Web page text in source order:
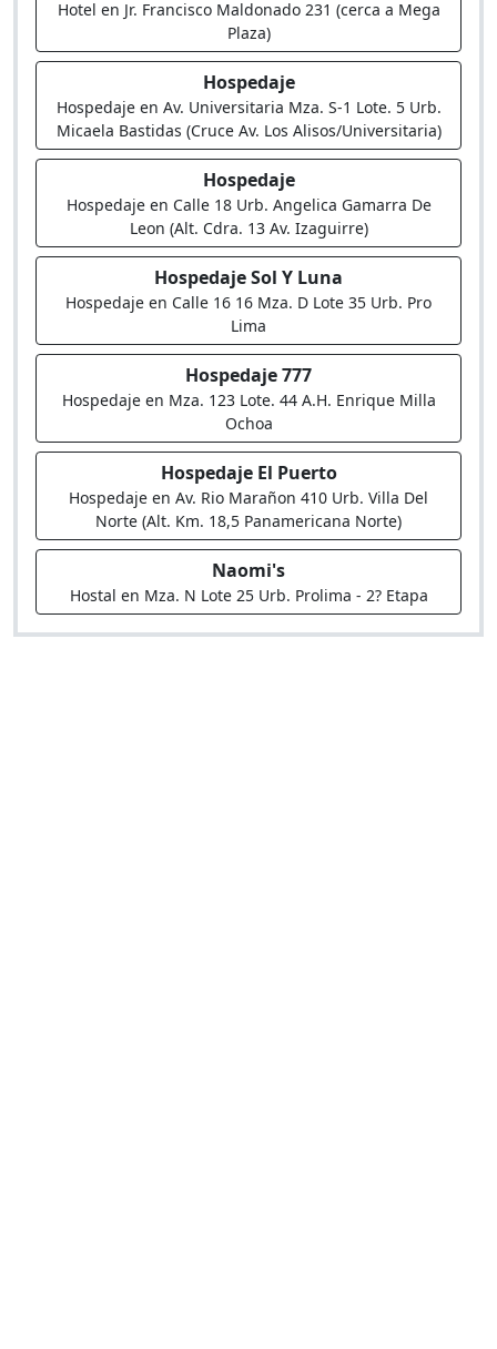
Hotel en Jr. Francisco Maldonado 231 (cerca a Mega
Plaza)
Hospedaje
Hospedaje en Av. Universitaria Mza. S-1 Lote. 5 Urb.
Micaela Bastidas (Cruce Av. Los Alisos/Universitaria)
Hospedaje
Hospedaje en Calle 18 Urb. Angelica Gamarra De
Leon (Alt. Cdra. 13 Av. Izaguirre)
Hospedaje Sol Y Luna
Hospedaje en Calle 16 16 Mza. D Lote 35 Urb. Pro
Lima
Hospedaje 777
Hospedaje en Mza. 123 Lote. 44 A.H. Enrique Milla
Ochoa
Hospedaje El Puerto
Hospedaje en Av. Rio Marañon 410 Urb. Villa Del
Norte (Alt. Km. 18,5 Panamericana Norte)
Naomi's
Hostal en Mza. N Lote 25 Urb. Prolima - 2? Etapa